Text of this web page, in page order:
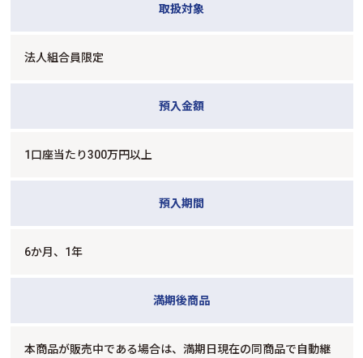
取扱対象
法人組合員限定
預入金額
1口座当たり300万円以上
預入期間
6か月、1年
満期後商品
本商品が販売中である場合は、満期日現在の同商品で自動継